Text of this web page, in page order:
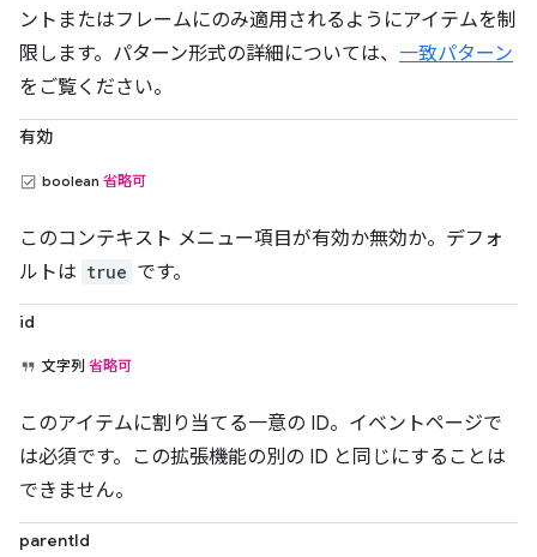
ントまたはフレームにのみ適用されるようにアイテムを制
限します。パターン形式の詳細については、 一致パターン
をご覧ください。
有効
boolean 省略可
このコンテキスト メニュー項目が有効か無効か。デフォ
ルトは true です。
id
文字列 省略可
このアイテムに割り当てる一意の ID。イベントページで
は必須です。この拡張機能の別の ID と同じにすることは
できません。
parentId